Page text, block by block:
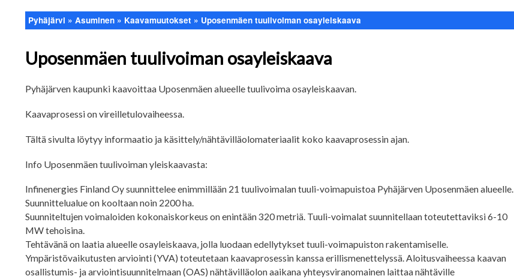
Murupolku
Pyhäjärvi Asuminen Kaavamuutokset Uposenmäen tuulivoiman osayleiskaava
Uposenmäen tuulivoiman osayleiskaava
Pyhäjärven kaupunki kaavoittaa Uposenmäen alueelle tuulivoima osayleiskaavan.
Kaavaprosessi on vireilletulovaiheessa.
Tältä sivulta löytyy informaatio ja käsittely/nähtävilläolomateriaalit koko kaavaprosessin ajan.
Info Uposenmäen tuulivoiman yleiskaavasta:
Infinenergies Finland Oy suunnittelee enimmillään 21 tuulivoimalan tuuli-voimapuistoa Pyhäjärven Uposenmäen alueelle.
Suunnittelualue on kooltaan noin 2200 ha.
Suunniteltujen voimaloiden kokonaiskorkeus on enintään 320 metriä. Tuuli-voimalat suunnitellaan toteutettaviksi 6-10
MW tehoisina.
Tehtävänä on laatia alueelle osayleiskaava, jolla luodaan edellytykset tuuli-voimapuiston rakentamiselle.
Ympäristövaikutusten arviointi (YVA) toteutetaan kaavaprosessin kanssa erillismenettelyssä. Aloitusvaiheessa kaavan
osallistumis- ja arviointisuunnitelmaan (OAS) nähtävilläolon aaikana yhteysviranomainen laittaa nähtäville